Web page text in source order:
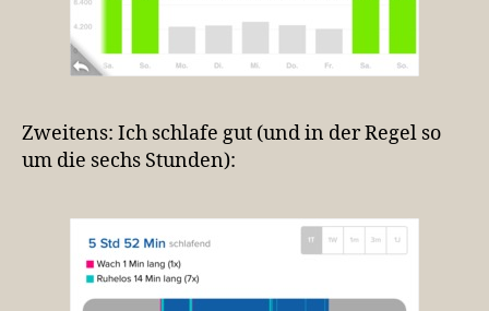
Zweitens: Ich schlafe gut (und in der Regel so
um die sechs Stunden):